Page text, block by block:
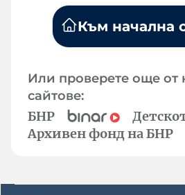
Към начална
Или проверете още от
сайтове:
БНР
Архивен фонд на БНР